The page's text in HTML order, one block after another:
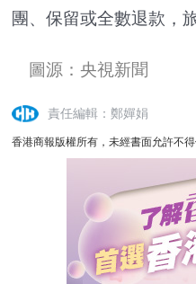
團、保留或全數退款，
圖源：央視新聞
責任編輯：鄭嬋娟
香港商報版權所有，未經書面允許不得